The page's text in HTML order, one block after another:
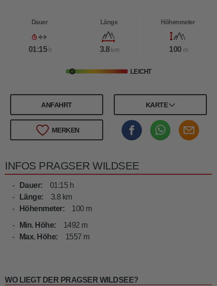
Dauer
01:15 h
Länge
3.8 km
Höhenmeter
100 m
LEICHT
ANFAHRT KARTE
MERKEN
INFOS PRAGSER WILDSEE
Dauer:
01:15 h
Länge:
3.8 km
Höhenmeter:
100 m
Min. Höhe:
1492 m
Max. Höhe:
1557 m
WO LIEGT DER PRAGSER WILDSEE?